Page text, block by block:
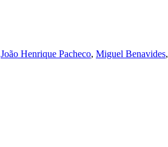
João Henrique Pacheco, Miguel Benavides,